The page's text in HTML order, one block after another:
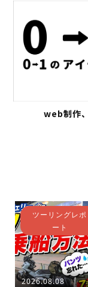
web制作
2026.08.08
ツーリングレポ
ート